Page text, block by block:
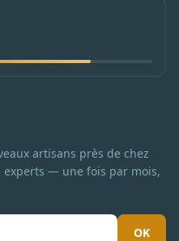
artisans près de chez
experts — une fois par mois,
OK